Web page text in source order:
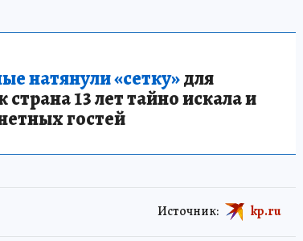
натянули «сетку»для
13 лет тайно искала и
гостей
Источник: kp.ru